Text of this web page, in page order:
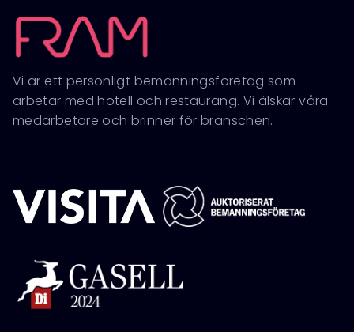
Vi är ett personligt bemanningsföretag som
arbetar med hotell och restaurang. Vi älskar våra
medarbetare och brinner för branschen.